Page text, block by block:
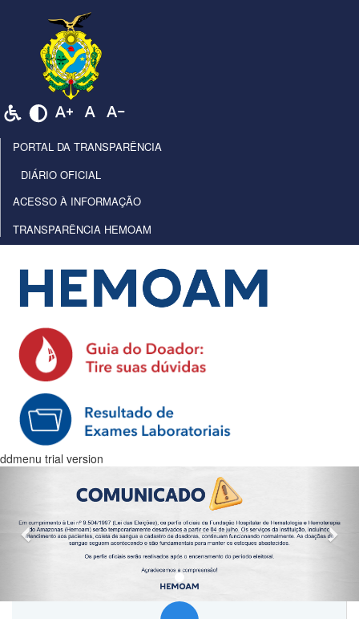
PORTAL DA TRANSPARÊNCIA
DIÁRIO OFICIAL
ACESSO À INFORMAÇÃO
TRANSPARÊNCIA HEMOAM
ddmenu trial version